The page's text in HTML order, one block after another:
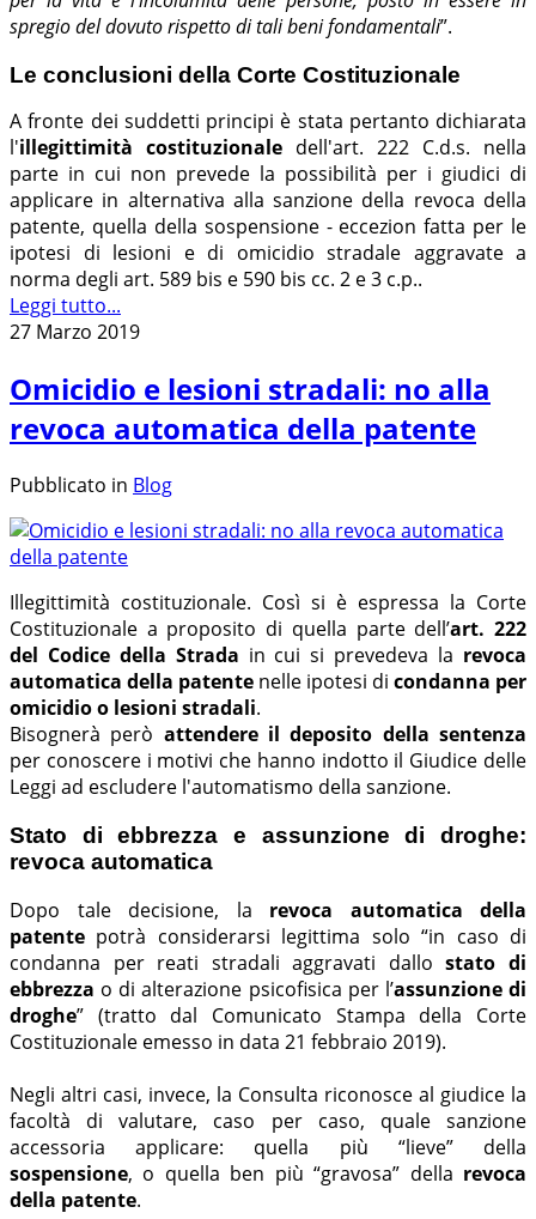
spregio del dovuto rispetto di tali beni fondamentali”.
Le conclusioni della Corte Costituzionale
A fronte dei suddetti principi è stata pertanto dichiarata
l'illegittimità costituzionale dell'art. 222 C.d.s. nella
parte in cui non prevede la possibilità per i giudici di
applicare in alternativa alla sanzione della revoca della
patente, quella della sospensione - eccezion fatta per le
ipotesi di lesioni e di omicidio stradale aggravate a
norma degli art. 589 bis e 590 bis cc. 2 e 3 c.p..
Leggi tutto...
27 Marzo 2019
Omicidio e lesioni stradali: no alla
revoca automatica della patente
Pubblicato in Blog
Illegittimità costituzionale. Così si è espressa la Corte
Costituzionale a proposito di quella parte dell’art. 222
del Codice della Strada in cui si prevedeva la revoca
automatica della patente nelle ipotesi di condanna per
omicidio o lesioni stradali.
Bisognerà però attendere il deposito della sentenza
per conoscere i motivi che hanno indotto il Giudice delle
Leggi ad escludere l'automatismo della sanzione.
Stato di ebbrezza e assunzione di droghe:
revoca automatica
Dopo tale decisione, la revoca automatica della
patente potrà considerarsi legittima solo “in caso di
condanna per reati stradali aggravati dallostato di
ebbrezza o di alterazione psicofisica per l’assunzione di
droghe” (tratto dal Comunicato Stampa della Corte
Costituzionale emesso in data 21 febbraio 2019).
Negli altri casi, invece, la Consulta riconosce al giudice la
facoltà di valutare, caso per caso, quale sanzione
accessoria applicare: quella più “lieve” della
sospensione, o quella ben più “gravosa” della revoca
della patente.